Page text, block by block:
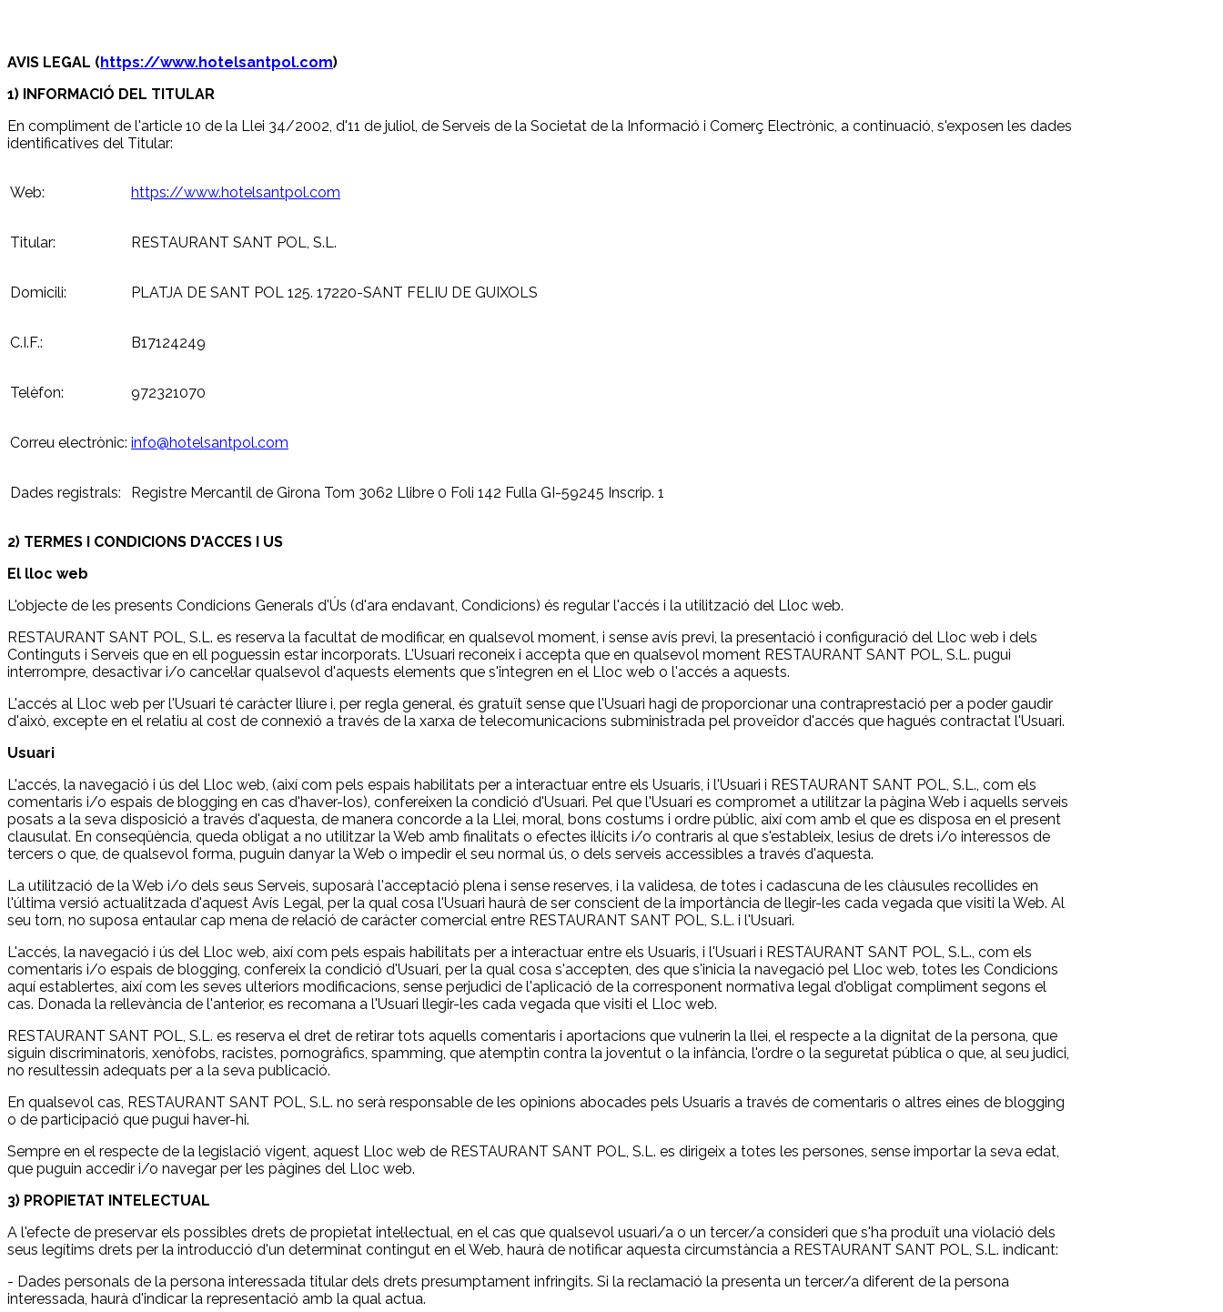
AVIS LEGAL (https://www.hotelsantpol.com)
1) INFORMACIÓ DEL TITULAR
En compliment de l'article 10 de la Llei 34/2002, d'11 de juliol, de Serveis de la Societat de la Informació i Comerç Electrònic, a continuació, s'exposen les dades
identificatives del Titular:
Web: https://www.hotelsantpol.com
Titular: RESTAURANT SANT POL, S.L.
Domicili: PLATJA DE SANT POL 125. 17220-SANT FELIU DE GUIXOLS
C.I.F.: B17124249
Telèfon: 972321070
Correu electrònic: info@hotelsantpol.com
Dades registrals: Registre Mercantil de Girona Tom 3062 Llibre 0 Foli 142 Fulla GI-59245 Inscrip. 1
2) TERMES I CONDICIONS D'ACCES I US
El lloc web
L'objecte de les presents Condicions Generals d'Ús (d'ara endavant, Condicions) és regular l'accés i la utilització del Lloc web.
RESTAURANT SANT POL, S.L. es reserva la facultat de modificar, en qualsevol moment, i sense avís previ, la presentació i configuració del Lloc web i dels
Continguts i Serveis que en ell poguessin estar incorporats. L'Usuari reconeix i accepta que en qualsevol moment RESTAURANT SANT POL, S.L. pugui
interrompre, desactivar i/o cancel·lar qualsevol d'aquests elements que s'integren en el Lloc web o l'accés a aquests.
L'accés al Lloc web per l'Usuari té caràcter lliure i, per regla general, és gratuït sense que l'Usuari hagi de proporcionar una contraprestació per a poder gaudir
d'això, excepte en el relatiu al cost de connexió a través de la xarxa de telecomunicacions subministrada pel proveïdor d'accés que hagués contractat l'Usuari.
Usuari
L'accés, la navegació i ús del Lloc web, (així com pels espais habilitats per a interactuar entre els Usuaris, i l'Usuari i RESTAURANT SANT POL, S.L., com els
comentaris i/o espais de blogging en cas d'haver-los), confereixen la condició d'Usuari. Pel que l'Usuari es compromet a utilitzar la pàgina Web i aquells serveis
posats a la seva disposició a través d'aquesta, de manera concorde a la Llei, moral, bons costums i ordre públic, així com amb el que es disposa en el present
clausulat. En conseqüència, queda obligat a no utilitzar la Web amb finalitats o efectes il·lícits i/o contraris al que s'estableix, lesius de drets i/o interessos de
tercers o que, de qualsevol forma, puguin danyar la Web o impedir el seu normal ús, o dels serveis accessibles a través d'aquesta.
La utilització de la Web i/o dels seus Serveis, suposarà l'acceptació plena i sense reserves, i la validesa, de totes i cadascuna de les clàusules recollides en
l'última versió actualitzada d'aquest Avís Legal, per la qual cosa l'Usuari haurà de ser conscient de la importància de llegir-les cada vegada que visiti la Web. Al
seu torn, no suposa entaular cap mena de relació de caràcter comercial entre RESTAURANT SANT POL, S.L. i l'Usuari.
L'accés, la navegació i ús del Lloc web, així com pels espais habilitats per a interactuar entre els Usuaris, i l'Usuari i RESTAURANT SANT POL, S.L., com els
comentaris i/o espais de blogging, confereix la condició d'Usuari, per la qual cosa s'accepten, des que s'inicia la navegació pel Lloc web, totes les Condicions
aquí establertes, així com les seves ulteriors modificacions, sense perjudici de l'aplicació de la corresponent normativa legal d'obligat compliment segons el
cas. Donada la rellevància de l'anterior, es recomana a l'Usuari llegir-les cada vegada que visiti el Lloc web.
RESTAURANT SANT POL, S.L. es reserva el dret de retirar tots aquells comentaris i aportacions que vulnerin la llei, el respecte a la dignitat de la persona, que
siguin discriminatoris, xenòfobs, racistes, pornogràfics, spamming, que atemptin contra la joventut o la infància, l'ordre o la seguretat pública o que, al seu judici,
no resultessin adequats per a la seva publicació.
En qualsevol cas, RESTAURANT SANT POL, S.L. no serà responsable de les opinions abocades pels Usuaris a través de comentaris o altres eines de blogging
o de participació que pugui haver-hi.
Sempre en el respecte de la legislació vigent, aquest Lloc web de RESTAURANT SANT POL, S.L. es dirigeix a totes les persones, sense importar la seva edat,
que puguin accedir i/o navegar per les pàgines del Lloc web.
3) PROPIETAT INTELECTUAL
A l'efecte de preservar els possibles drets de propietat intel·lectual, en el cas que qualsevol usuari/a o un tercer/a consideri que s'ha produït una violació dels
seus legítims drets per la introducció d'un determinat contingut en el Web, haurà de notificar aquesta circumstància a RESTAURANT SANT POL, S.L. indicant:
- Dades personals de la persona interessada titular dels drets presumptament infringits. Si la reclamació la presenta un tercer/a diferent de la persona
interessada, haurà d'indicar la representació amb la qual actua.